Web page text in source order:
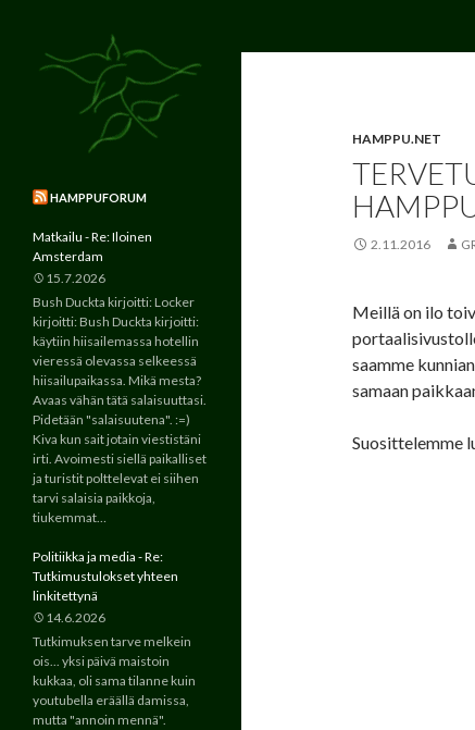
HAMPPU.NET
2.11.2016
Meillä on ilo
saamme
samaan
Suosittelemme
vuodesta 2000.
HAMPPUFORUM
Matkailu - Re: Iloinen
Amsterdam
15.7.2026
Bush Duckta kirjoitti: Locker
kirjoitti: Bush Duckta kirjoitti:
käytiin hiisailemassa hotellin
vieressä olevassa selkeessä
hiisailupaikassa. Mikä mesta?
Avaas vähän tätä salaisuuttasi.
Pidetään "salaisuutena". :=)
Kiva kun sait jotain viestistäni
irti. Avoimesti siellä paikalliset
ja turistit polttelevat ei siihen
tarvi salaisia paikkoja,
tiukemmat…
Politiikka ja media - Re:
Tutkimustulokset yhteen
linkitettynä
14.6.2026
Tutkimuksen tarve melkein
ois... yksi päivä maistoin
kukkaa, oli sama tilanne kuin
youtubella eräällä damissa,
mutta "annoin mennä".